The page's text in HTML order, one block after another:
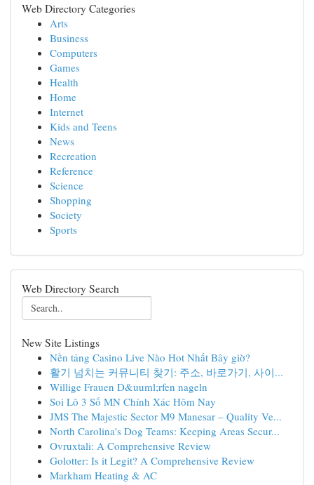
Web Directory Categories
Arts
Business
Computers
Games
Health
Home
Internet
Kids and Teens
News
Recreation
Reference
Science
Shopping
Society
Sports
Web Directory Search
New Site Listings
Nền tảng Casino Live Nào Hot Nhất Bây giờ?
활기 넘치는 커뮤니티 찾기: 주소, 바로가기, 사이...
Willige Frauen D&uuml;rfen nageln
Soi Lô 3 Số MN Chính Xác Hôm Nay
JMS The Majestic Sector M9 Manesar – Quality Ve...
North Carolina's Dog Teams: Keeping Areas Secur...
Ovruxtali: A Comprehensive Review
Golotter: Is it Legit? A Comprehensive Review
Markham Heating & AC